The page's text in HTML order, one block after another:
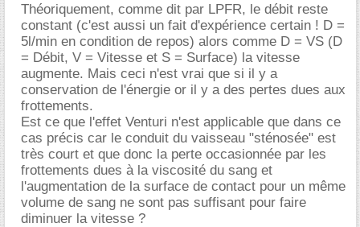
Théoriquement, comme dit par LPFR, le débit reste
constant (c'est aussi un fait d'expérience certain ! D =
5l/min en condition de repos) alors comme D = VS (D
= Débit, V = Vitesse et S = Surface) la vitesse
augmente. Mais ceci n'est vrai que si il y a
conservation de l'énergie or il y a des pertes dues aux
frottements.
Est ce que l'effet Venturi n'est applicable que dans ce
cas précis car le conduit du vaisseau "sténosée" est
très court et que donc la perte occasionnée par les
frottements dues à la viscosité du sang et
l'augmentation de la surface de contact pour un même
volume de sang ne sont pas suffisant pour faire
diminuer la vitesse ?